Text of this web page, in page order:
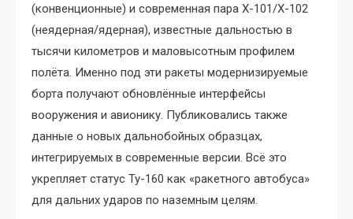
(конвенционные) и современная пара Х-101/Х-102
(неядерная/ядерная), известные дальностью в
тысячи километров и маловысотным профилем
полёта. Именно под эти ракеты модернизируемые
борта получают обновлённые интерфейсы
вооружения и авионику. Публиковались также
данные о новых дальнобойных образцах,
интегрируемых в современные версии. Всё это
укрепляет статус Ту-160 как «ракетного автобуса»
для дальних ударов по наземным целям.